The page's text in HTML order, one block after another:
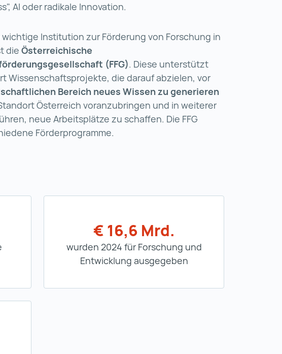
AI oder radikale Innovation.
Institution zur Förderung von Forschung in
die Österreichische
(FFG). Diese unterstützt
Wissenschaftsprojekte, die darauf abzielen, vor
Bereich neues Wissen zu generieren
Österreich voranzubringen und in weiterer
neue Arbeitsplätze zu schaffen. Die FFG
Förderprogramme.
€ 16,6 Mrd.
wurden 2024 für Forschung und
Entwicklung ausgegeben